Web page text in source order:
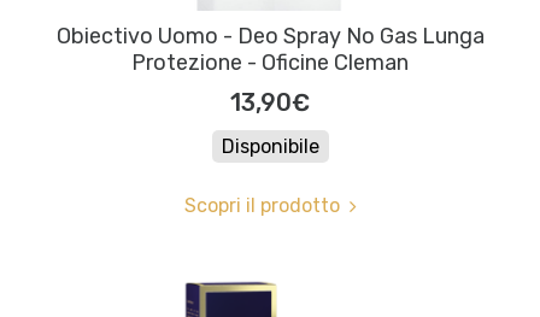
Obiectivo Uomo - Deo Spray No Gas Lunga
Protezione - Oficine Cleman
13,90€
Disponibile
Scopri il prodotto